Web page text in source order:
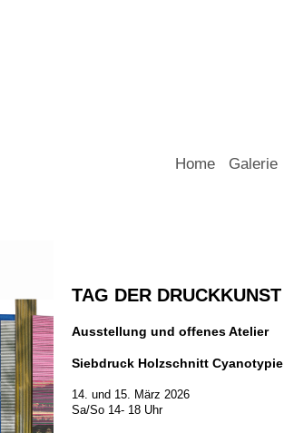
Home Galerie
TAG DER DRUCKKUNST
Ausstellung und offenes Atelier
Siebdruck Holzschnitt Cyanotypie
14. und 15. März 2026
Sa/So 14- 18 Uhr